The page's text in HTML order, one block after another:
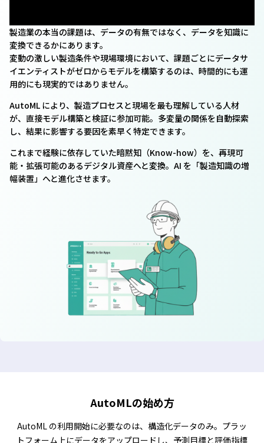
製造業の本当の課題は、データの有無ではなく、データを知識に
変換できるかにあります。
変動の激しい製造条件や現場環境において、課題ごとにデータサ
イエンティストがゼロからモデルを構築するのは、時間的にも運
用的にも現実的ではありません。
AutoML により、製造プロセスと現場を最も理解している人材
が、直接モデル構築と検証に参加可能。多変量の関係を自動探索
し、結果に影響する要因を素早く特定できます。
これまで経験に依存していた暗黙知（Know-how）を、再現可
能・拡張可能のあるデジタル資産へと変換。AI を「製造知識の増
幅装置」へと進化させます。
AutoMLの始め方
AutoML の利用開始に必要なのは、構造化データのみ。プラッ
トフォーム上にデータをアップロードし、予測目標と評価指標